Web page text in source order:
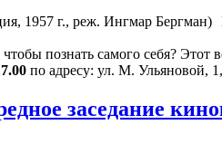
познать самого себя?
по адресу: ул. М. Ульяновой,
заседание